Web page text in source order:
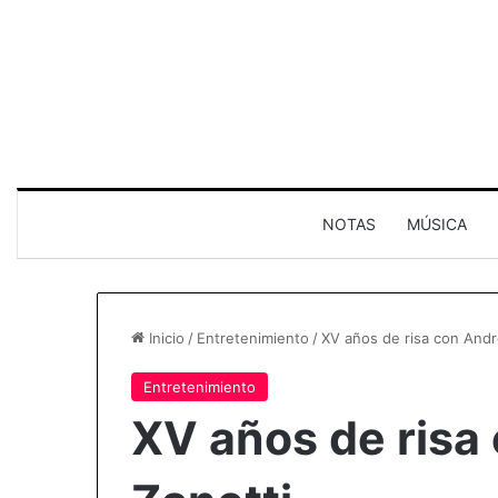
NOTAS MÚSICA
Inicio / Entretenimiento /XV años de risa con
Entretenimiento
XV años de